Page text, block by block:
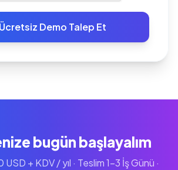
Ücretsiz Demo Talep Et
bugün başlayalım
+ KDV / yıl · Teslim 1-3 İş Günü ·